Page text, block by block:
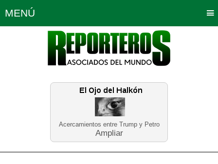
Acercamientos entre Trump y Petro
Ampliar
MENÚ
Política Opinión Bogotá
Planeta Tierra Deportes
Educación Neira